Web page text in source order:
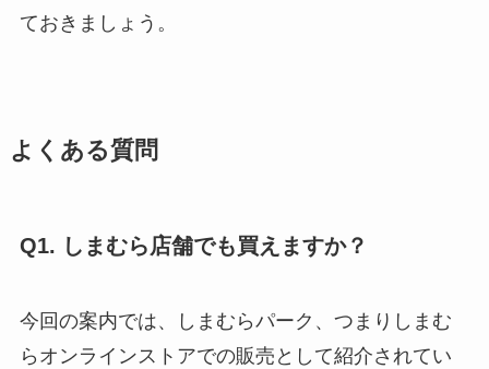
ておきましょう。
よくある質問
Q1. しまむら店舗でも買えますか？
今回の案内では、しまむらパーク、つまりしまむ
らオンラインストアでの販売として紹介されてい